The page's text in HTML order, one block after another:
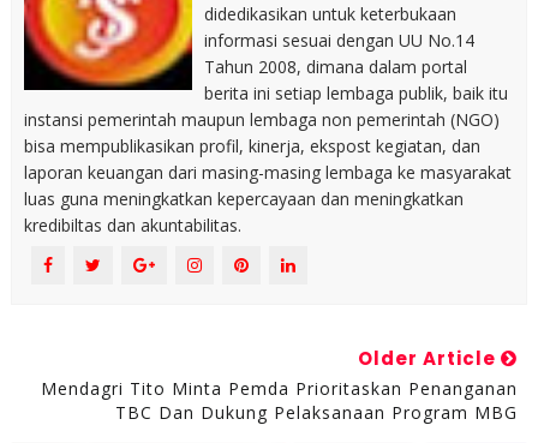
didedikasikan untuk keterbukaan
informasi sesuai dengan UU No.14
Tahun 2008, dimana dalam portal
berita ini setiap lembaga publik, baik itu
instansi pemerintah maupun lembaga non pemerintah (NGO)
bisa mempublikasikan profil, kinerja, ekspost kegiatan, dan
laporan keuangan dari masing-masing lembaga ke masyarakat
luas guna meningkatkan kepercayaan dan meningkatkan
kredibiltas dan akuntabilitas.
Older Article
Mendagri Tito Minta Pemda Prioritaskan Penanganan
TBC Dan Dukung Pelaksanaan Program MBG